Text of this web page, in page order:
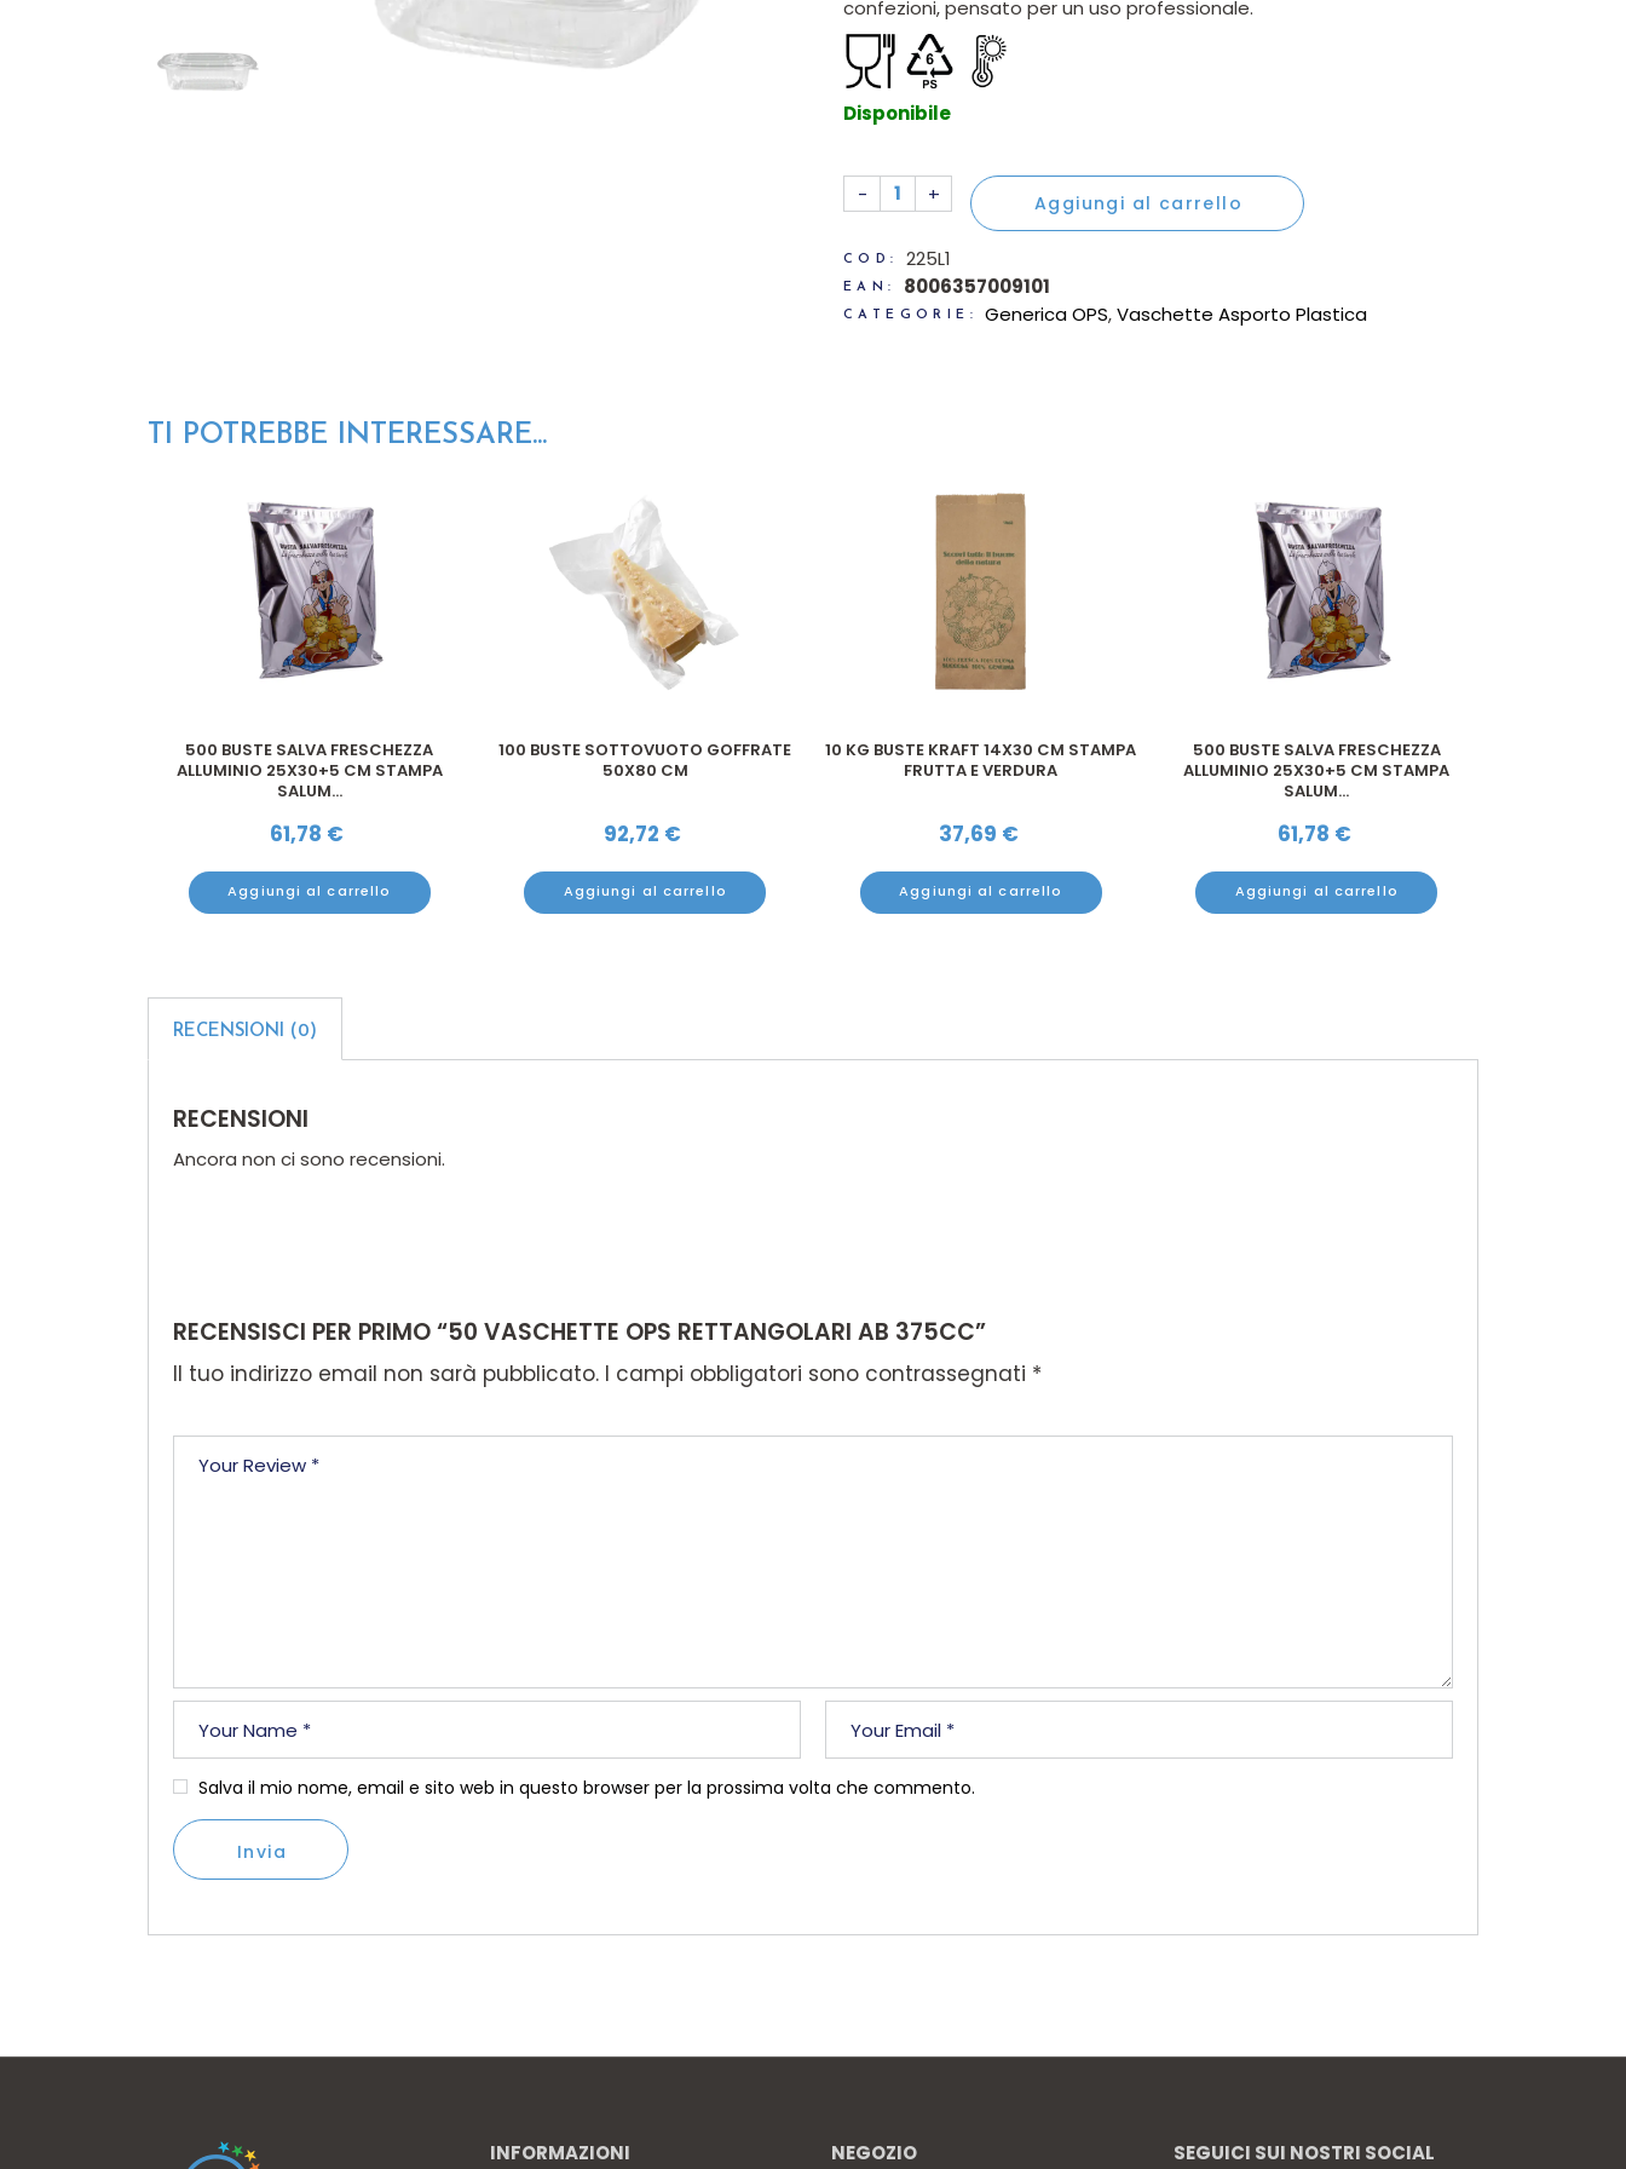
confezioni, pensato per un uso professionale.
Disponibile
50 Vaschette OPS rettangolari AB 375CC quantity
- + Aggiungi al carrello
COD: 225L1
EAN: 8006357009101
CATEGORIE: Generica OPS,Vaschette Asporto Plastica
TI POTREBBE INTERESSARE...
500 BUSTE SALVA FRESCHEZZA
ALLUMINIO 25X30+5 CM STAMPA
SALUM...
61,78 €
Aggiungi al carrello
100 BUSTE SOTTOVUOTO GOFFRATE
50X80 CM
92,72 €
Aggiungi al carrello
10 KG BUSTE KRAFT 14X30 CM STAMPA
FRUTTA E VERDURA
37,69 €
Aggiungi al carrello
500 BUSTE SALVA FRESCHEZZA
ALLUMINIO 25X30+5 CM STAMPA
SALUM...
61,78 €
Aggiungi al carrello
RECENSIONI (0)
RECENSIONI
Ancora non ci sono recensioni.
RECENSISCI PER PRIMO “50 VASCHETTE OPS RETTANGOLARI AB 375CC”
Il tuo indirizzo email non sarà pubblicato. I campi obbligatori sono contrassegnati *
Salva il mio nome, email e sito web in questo browser per la prossima volta che commento.
Invia
INFORMAZIONI NEGOZIO SEGUICI SUI NOSTRI SOCIAL